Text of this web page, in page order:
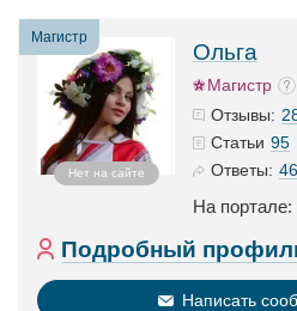
Магистр
Нет на сайте
Ольга
Магистр
Отзывы:
Статьи 95
Ответы:
На портале:
Подробный
Написать